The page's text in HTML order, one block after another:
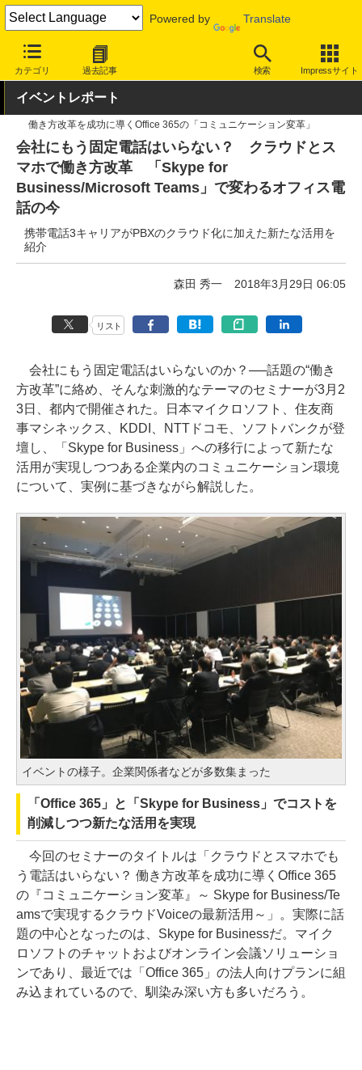
Powered by Translate
カテゴリ 過去記事 検索 Impressサイト
INTERNET Watch イベント
イベントレポート
働き方改革を成功に導くOffice 365の「コミュニケーション変革」
会社にもう固定電話はいらない？ クラウドとス
マホで働き方改革 「Skype for
Business/Microsoft Teams」で変わるオフィス電
話の今
携帯電話3キャリアがPBXのクラウド化に加えた新たな活用を
紹介
森田 秀一 2018年3月29日 06:05
リスト
会社にもう固定電話はいらないのか？──話題の“働き
方改革”に絡め、そんな刺激的なテーマのセミナーが3月2
3日、都内で開催された。日本マイクロソフト、住友商
事マシネックス、KDDI、NTTドコモ、ソフトバンクが登
壇し、「Skype for Business」への移行によって新たな
活用が実現しつつある企業内のコミュニケーション環境
について、実例に基づきながら解説した。
イベントの様子。企業関係者などが多数集まった
「Office 365」と「Skype for Business」でコストを
削減しつつ新たな活用を実現
今回のセミナーのタイトルは「クラウドとスマホでも
う電話はいらない？ 働き方改革を成功に導くOffice 365
の『コミュニケーション変革』～ Skype for Business/Te
amsで実現するクラウドVoiceの最新活用～」。実際に話
題の中心となったのは、Skype for Businessだ。マイク
ロソフトのチャットおよびオンライン会議ソリューショ
ンであり、最近では「Office 365」の法人向けプランに組
み込まれているので、馴染み深い方も多いだろう。